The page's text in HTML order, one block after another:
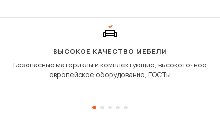
сиденье не
дугообразной
ВЫСОКОЕ КАЧЕСТВО МЕБЕЛИ
Безопасные материалы и комплектующие, высокоточное
европейское оборудование, ГОСТы